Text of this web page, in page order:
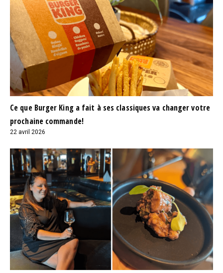
Ce que Burger King a fait à ses classiques va changer votre
prochaine commande!
22 avril 2026